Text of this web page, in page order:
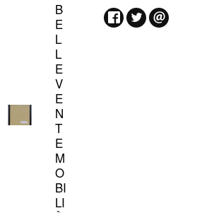
B
E
L
L
E
V
E
N
T
E
M
O
BI
LI